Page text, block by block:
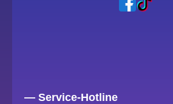
— Service-Hotline